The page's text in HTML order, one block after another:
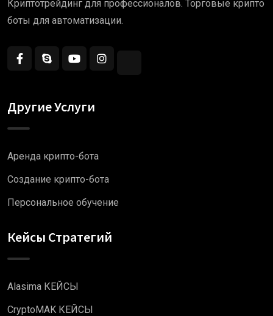
Криптотрейдинг для профессионалов. Торговые крипто
боты для автоматизации.
Другие Услуги
Аренда крипто-бота
Создание крипто-бота
Персональное обучение
Кейсы Стратегий
Alasima КЕЙСЫ
CryptoMAK КЕЙСЫ